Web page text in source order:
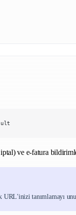
iptal) ve e-fatura
tanımlamayı